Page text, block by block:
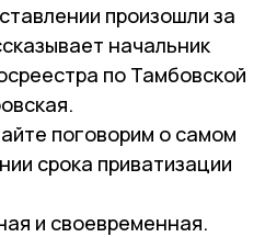
произошли за
начальник
по Тамбовской
поговорим о самом
срока приватизации
и своевременная.